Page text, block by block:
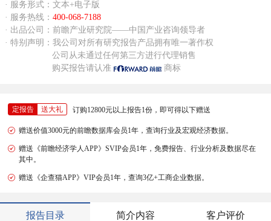
· 服务形式：文本+电子版
· 服务热线： 400-068-7188
· 出品公司：前瞻产业研究院——中国产业咨询领导者
· 特别声明：我公司对所有研究报告产品拥有唯一著作权
公司从未通过任何第三方进行代理销售
购买报告请认准
商标
定报告 送大礼 订购12800元以上报告1份，即可得以下赠送
赠送价值3000元的前瞻数据库会员1年，查询行业及宏观经济数据。
赠送《前瞻经济学人APP》SVIP会员1年，免费报告、行业分析及数据尽在
其中。
赠送《企查猫APP》VIP会员1年，查询3亿+工商企业数据。
报告目录 简介内容 客户评价